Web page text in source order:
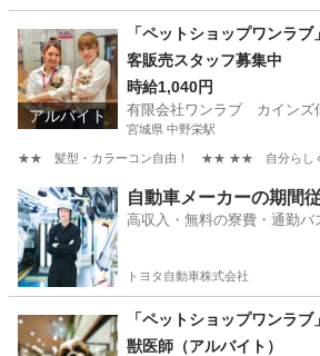
古島駅 スタッフ
アルバイト
「ペットショップワンラブ
客販売スタッフ募集中
時給1,040円
有限会社ワンラブ カインズ
宮城県 中野栄駅
★★ 髪型・カラーコン自由！ ★★ ★★ 自分らしく働
宮城 仙台市 中野栄駅 その他 スタッ
自動車メーカーの期間
高収入・無料の寮費・通勤
トヨタ自動車株式会社
「ペットショップワンラ
獣医師（アルバイト）